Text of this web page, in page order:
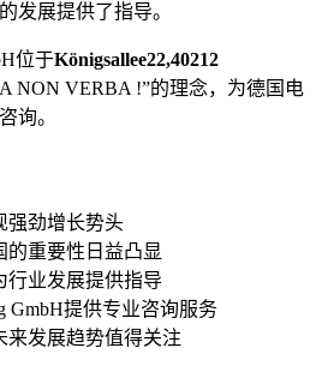
发展提供了指导。
位于Königsallee22,40212
NON VERBA !”的理念，为德国电
询。
强劲增长势头
的重要性日益凸显
行业发展提供指导
GmbH提供专业咨询服务
来发展趋势值得关注